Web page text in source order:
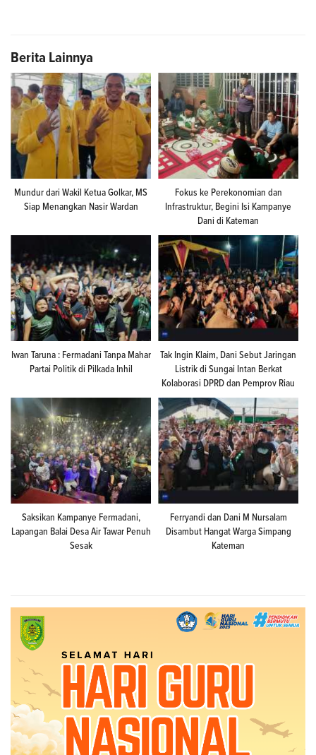
Berita Lainnya
Mundur dari Wakil Ketua Golkar, MS
Siap Menangkan Nasir Wardan
Fokus ke Perekonomian dan
Infrastruktur, Begini Isi Kampanye
Dani di Kateman
Iwan Taruna : Fermadani Tanpa Mahar
Partai Politik di Pilkada Inhil
Tak Ingin Klaim, Dani Sebut Jaringan
Listrik di Sungai Intan Berkat
Kolaborasi DPRD dan Pemprov Riau
Saksikan Kampanye Fermadani,
Lapangan Balai Desa Air Tawar Penuh
Sesak
Ferryandi dan Dani M Nursalam
Disambut Hangat Warga Simpang
Kateman